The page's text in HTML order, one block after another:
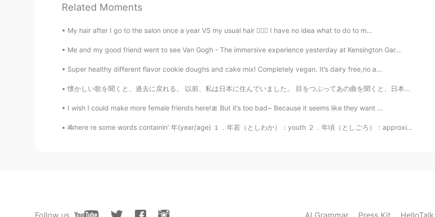
EN JP
参加してくれてありがとうございます 😁 正解は… ② let your hair down です！⭕️ たいてい
たら、帰って髪を解いて気楽にくつろぎますね これは let your hair down という意味です
ている人に言います 😠 ｢落ち着け、怒りをしずめろ」という感じです 😤 丁寧な言い方じゃな
Shoji 2021.08.10 04:45
メッツさん。ありがとうございます。私は元気ですよ。ハロートークからしばらく離
Related Moments
My hair after I go to the salon once a year VS my usual hair 🤦🏼‍♀️ I have no idea what to do to m...
Me and my good friend went to see Van Gogh - The immersive experience yesterday at Kensington Gar...
Super healthy different flavor cookie doughs and cake mix! Completely vegan. It’s dairy free,no a...
懐かしい歌を聞くと、過去に戻れる。 以前、私は日本に住んでいました。 目をつぶってあの曲を聞くと、日本を思い出す。 ① 情熱大陸のテーマ 工場では毎日「安全の時間」に流れたので社員生活を思い出...
I wish I could make more female friends here!🎀 But it’s too bad~ Because it seems like they want ...
🎋here re some words containin' 年(year/age) １．年若（としわか）：youth ２．年頃（としごろ）：approximate age ３．年弱（としよわ）...
Follow us AI Grammar Press Kit